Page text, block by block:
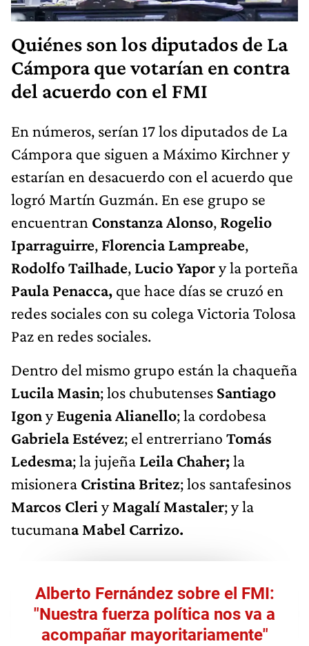
Quiénes son los diputados de La
Cámpora que votarían en contra
del acuerdo con el FMI
En números, serían 17 los diputados de La
Cámpora que siguen a Máximo Kirchner y
estarían en desacuerdo con el acuerdo que
logró Martín Guzmán. En ese grupo se
encuentran Constanza Alonso, Rogelio
Iparraguirre, Florencia Lampreabe,
Rodolfo Tailhade, Lucio Yaporyla porteña
Paula Penacca, que hace días se cruzó en
redes sociales con su colega Victoria Tolosa
Paz en redes sociales.
Dentro del mismo grupo están la chaqueña
Lucila Masin; los chubutenses Santiago
IgonyEugenia Alianello; la cordobesa
Gabriela Estévez; el entrerriano Tomás
Ledesma; la jujeña Leila Chaher;la
misionera Cristina Britez; los santafesinos
Marcos Cleri yMagalí Mastaler; y la
tucumana Mabel Carrizo.
Alberto Fernández sobre el FMI:
"Nuestra fuerza política nos va a
acompañar mayoritariamente"